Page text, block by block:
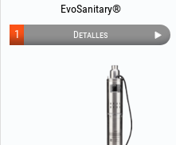
EvoSanitary®
Detalles
1